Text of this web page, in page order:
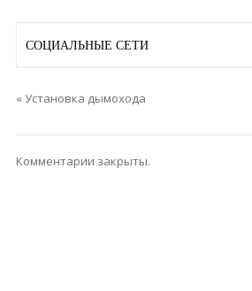
СОЦИАЛЬНЫЕ СЕТИ
« Установка дымохода
Комментарии закрыты.